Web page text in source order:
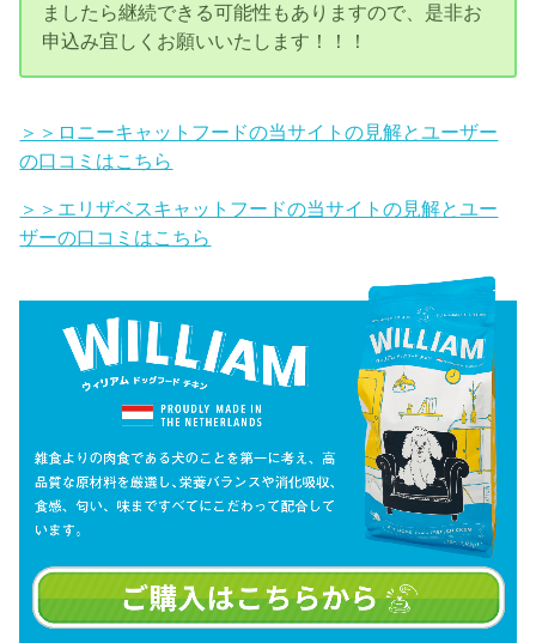
ましたら継続できる可能性もありますので、是非お
申込み宜しくお願いいたします！！！
＞＞ロニーキャットフードの当サイトの見解とユーザー
の口コミはこちら
＞＞エリザベスキャットフードの当サイトの見解とユー
ザーの口コミはこちら